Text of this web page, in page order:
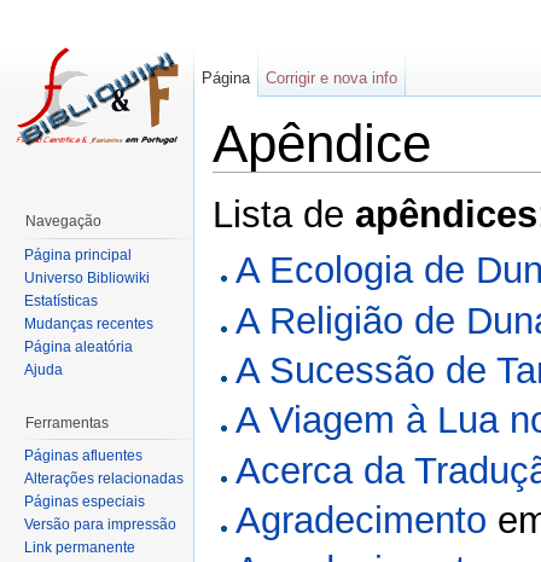
Apêndice
Lista de apêndices
A Ecologia de
A Religião de
A Sucessão de
A Viagem à Lua
Acerca da
Agradecimento
Página Corrigir e nova info
Navegação
Página principal
Universo Bibliowiki
Estatísticas
Mudanças recentes
Página aleatória
Ajuda
Ferramentas
Páginas afluentes
Alterações relacionadas
Páginas especiais
Versão para impressão
Link permanente